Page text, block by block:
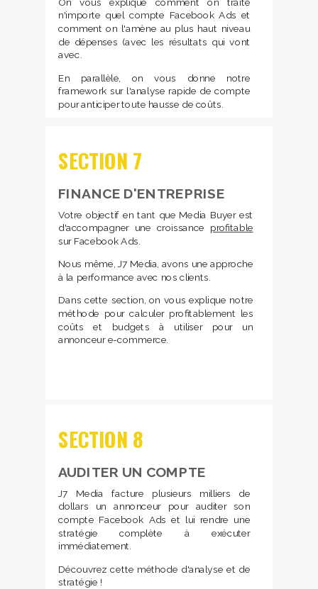
n'importe quel compte Facebook Ads et
comment on l'amène au plus haut niveau
de dépenses (avec les résultats qui vont
avec.
En parallèle, on vous donne notre
framework sur l'analyse rapide de compte
pour anticiper toute hausse de coûts.
Votre objectif en tant que Media Buyer est
d'accompagner une croissance profitable
sur Facebook Ads.
Nous même, J7 Media, avons une approche
à la performance avec nos clients.
Dans cette section, on vous explique notre
méthode pour calculer profitablement les
coûts et budgets à utiliser pour un
annonceur e-commerce.
FINANCE D'ENTREPRISE
SECTION 7
J7 Media facture plusieurs milliers de
dollars un annonceur pour auditer son
compte Facebook Ads et lui rendre une
stratégie complète à exécuter
immédiatement.
Découvrez cette méthode d'analyse et de
stratégie !
AUDITER UN COMPTE
SECTION 8